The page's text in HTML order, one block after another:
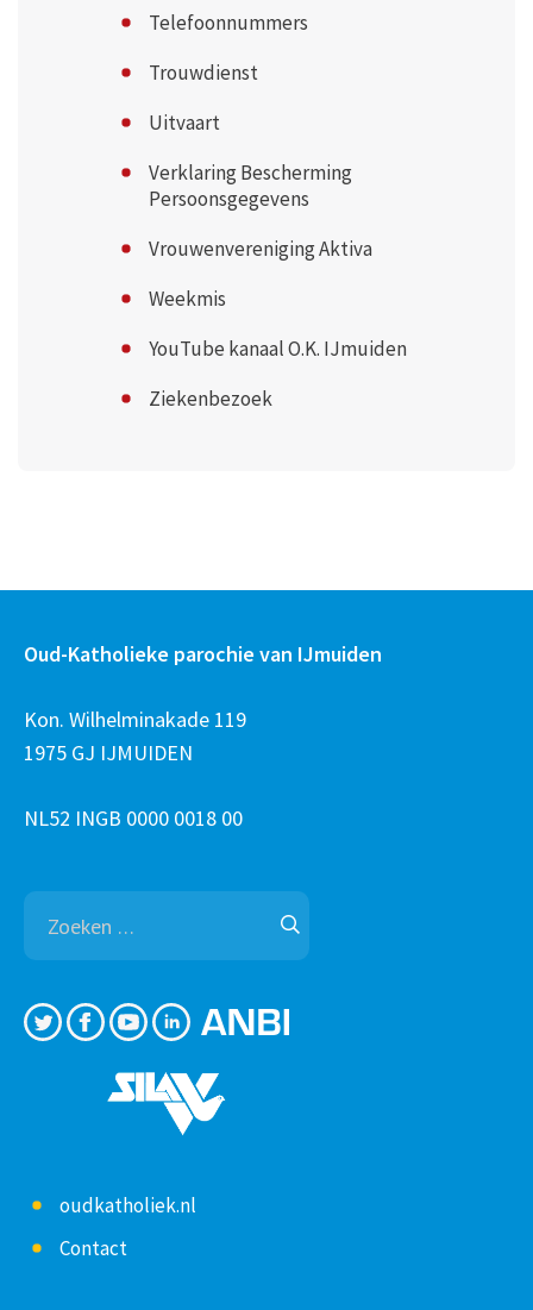
Telefoonnummers
Trouwdienst
Uitvaart
Verklaring Bescherming
Persoonsgegevens
Vrouwenvereniging Aktiva
Weekmis
YouTube kanaal O.K. IJmuiden
Ziekenbezoek
Oud-Katholieke parochie van IJmuiden
Kon. Wilhelminakade 119
1975 GJ IJMUIDEN
NL52 INGB 0000 0018 00
Zoeken
naar:
oudkatholiek.nl
Contact